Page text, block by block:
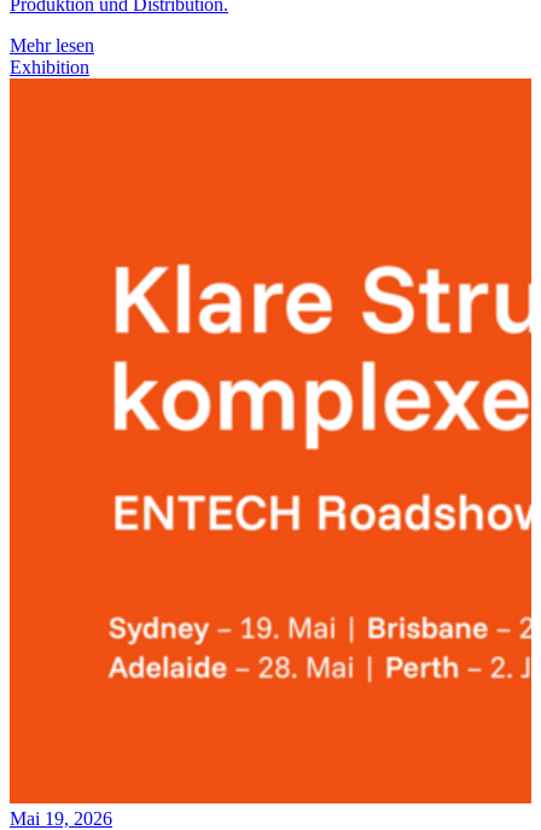
Produktion und Distribution.
Mehr lesen
Exhibition
Mai 19, 2026